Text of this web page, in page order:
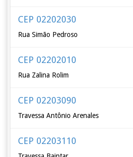
CEP 02202030
Rua Simão Pedroso
CEP 02202010
Rua Zalina Rolim
CEP 02203090
Travessa Antônio Arenales
CEP 02203110